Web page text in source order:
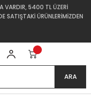
VARDIR, 5400 TL ÜZERİ
SATIŞTAKİ ÜRÜNLERİMİZDEN
ARA